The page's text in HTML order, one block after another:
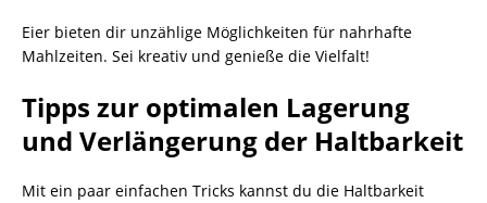
Eier bieten dir unzählige Möglichkeiten für nahrhafte
Mahlzeiten. Sei kreativ und genieße die Vielfalt!
Tipps zur optimalen Lagerung
und Verlängerung der Haltbarkeit
Mit ein paar einfachen Tricks kannst du die Haltbarkeit